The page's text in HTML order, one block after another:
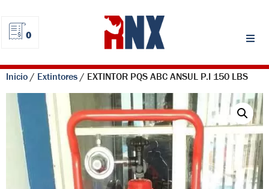
0
Inicio / Extintores / EXTINTOR PQS ABC ANSUL P.I 150 LBS